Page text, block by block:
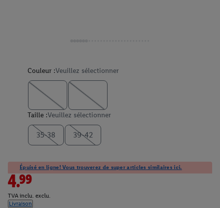
Couleur :Veuillez sélectionner
Taille :Veuillez sélectionner
35-38 39-42
Épuisé en ligne! Vous trouverez de super articles similaires ici.
4.99
TVA inclu. exclu.
Livraison